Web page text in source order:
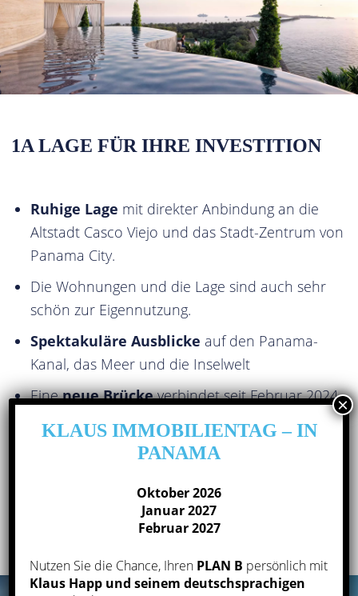
1A LAGE FÜR IHRE INVESTITION
Ruhige Lage mit direkter Anbindung an die
Altstadt Casco Viejo und das Stadt-Zentrum von
Panama City.
Die Wohnungen und die Lage sind auch sehr
schön zur Eigennutzung.
Spektakuläre Ausblicke auf den Panama-
Kanal, das Meer und die Inselwelt
Eineneue Brückeverbindet seit Februar 2024
direkt mit der UNESCO Altstadt Casco Viejo und
Innenstadt. Damit kann man die
Annehmlichkeiten von Casco Viejo und der
Innenstadt bequem erreichen.
Großes Freizeitangebot in nächster Nähe.
KLAUS IMMOBILIENTAG – IN
PANAMA
Oktober 2026
Januar 2027
Februar 2027
Nutzen Sie die Chance, Ihren PLAN B persönlich mit
Klaus Happ und seinem deutschsprachigen